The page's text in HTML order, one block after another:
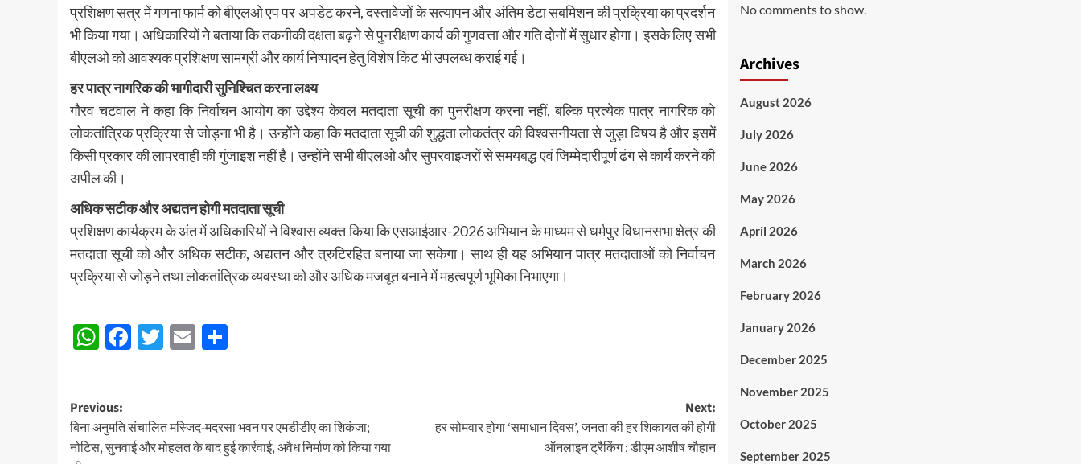
प्रशिक्षण सत्र में गणना फार्म को बीएलओ एप पर अपडेट करने, दस्तावेजों के सत्यापन और अंतिम डेटा सबमिशन की प्रक्रिया का प्रदर्शन
भी किया गया। अधिकारियों ने बताया कि तकनीकी दक्षता बढ़ने से पुनरीक्षण कार्य की गुणवत्ता और गति दोनों में सुधार होगा। इसके लिए सभी
बीएलओ को आवश्यक प्रशिक्षण सामग्री और कार्य निष्पादन हेतु विशेष किट भी उपलब्ध कराई गई।
हर पात्र नागरिक की भागीदारी सुनिश्चित करना लक्ष्य
गौरव चटवाल ने कहा कि निर्वाचन आयोग का उद्देश्य केवल मतदाता सूची का पुनरीक्षण करना नहीं, बल्कि प्रत्येक पात्र नागरिक को
लोकतांत्रिक प्रक्रिया से जोड़ना भी है। उन्होंने कहा कि मतदाता सूची की शुद्धता लोकतंत्र की विश्वसनीयता से जुड़ा विषय है और इसमें
किसी प्रकार की लापरवाही की गुंजाइश नहीं है। उन्होंने सभी बीएलओ और सुपरवाइजरों से समयबद्ध एवं जिम्मेदारीपूर्ण ढंग से कार्य करने की
अपील की।
अधिक सटीक और अद्यतन होगी मतदाता सूची
प्रशिक्षण कार्यक्रम के अंत में अधिकारियों ने विश्वास व्यक्त किया कि एसआईआर-2026 अभियान के माध्यम से धर्मपुर विधानसभा क्षेत्र की
मतदाता सूची को और अधिक सटीक, अद्यतन और त्रुटिरहित बनाया जा सकेगा। साथ ही यह अभियान पात्र मतदाताओं को निर्वाचन
प्रक्रिया से जोड़ने तथा लोकतांत्रिक व्यवस्था को और अधिक मजबूत बनाने में महत्वपूर्ण भूमिका निभाएगा।
Post
navigation
WhatsApp
Facebook
Twitter
Email
Post
navigation
Previous:
बिना अनुमति संचालित मस्जिद-मदरसा भवन पर एमडीडीए का शिकंजा;
नोटिस, सुनवाई और मोहलत के बाद हुई कार्रवाई, अवैध निर्माण को किया गया
Next:
हर सोमवार होगा ‘समाधान दिवस’, जनता की हर शिकायत की होगी
ऑनलाइन ट्रैकिंग : डीएम आशीष चौहान
No comments to show.
Archives
August 2026
July 2026
June 2026
May 2026
April 2026
March 2026
February 2026
January 2026
December 2025
November 2025
October 2025
September 2025